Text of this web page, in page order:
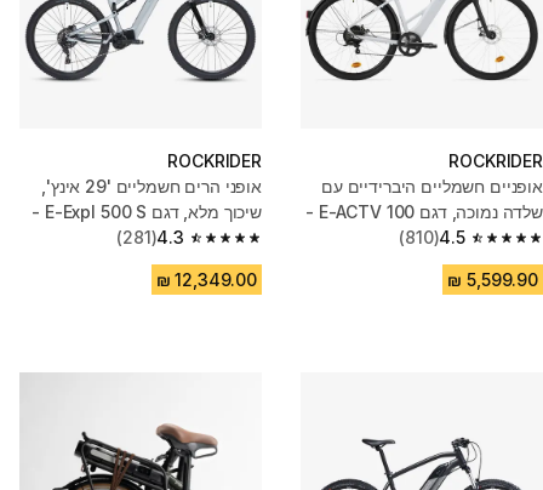
ROCKRIDER
אופניים חשמליים היברידיים עם
שלדה נמוכה, דגם E-ACTV 100 -
אפור
4.5
4.5 out of 5 stars from 810 reviews
(810)
ROCKRIDER
אופני הרים חשמליים '29 אינץ',
שיכוך מלא, דגם E-Expl 500 S -
אפור
4.3
4.3 out of 5 stars from 281 reviews
(281)